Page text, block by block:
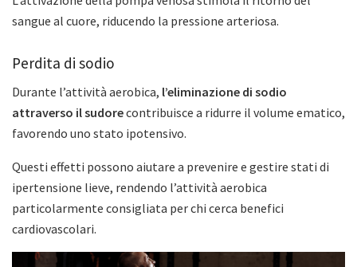
sangue al cuore, riducendo la pressione arteriosa.
Perdita di sodio
Durante l’attività aerobica, l’eliminazione di sodio
attraverso il sudorecontribuisce a ridurre il volume ematico,
favorendo uno stato ipotensivo.
Questi effetti possono aiutare a prevenire e gestire stati di
ipertensione lieve, rendendo l’attività aerobica
particolarmente consigliata per chi cerca benefici
cardiovascolari.